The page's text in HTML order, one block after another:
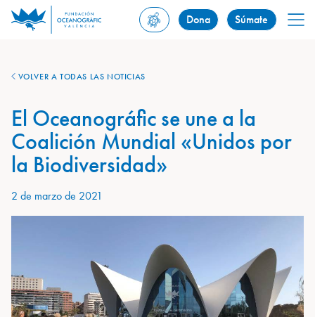
Dona Súmate
VOLVER A TODAS LAS NOTICIAS
El Oceanográfic se une a la
Coalición Mundial «Unidos por
la Biodiversidad»
2 de marzo de 2021